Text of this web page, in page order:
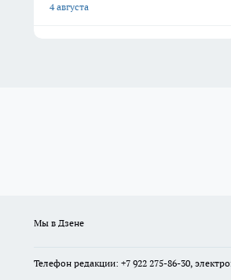
4 августа
Мы в Дзене
Телефон редакции: +7 922 275-86-30,